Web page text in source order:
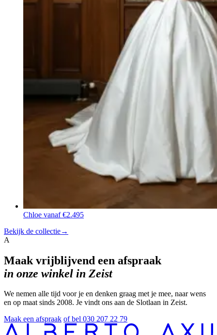
Chloe vanaf €2.495
Bekijk de collectie→
A
Maak vrijblijvend een afspraak
in onze winkel in Zeist
We nemen alle tijd voor je en denken graag met je mee, naar wens
en op maat sinds 2008. Je vindt ons aan de Slotlaan in Zeist.
Maak een afspraak of bel 030 207 22 79